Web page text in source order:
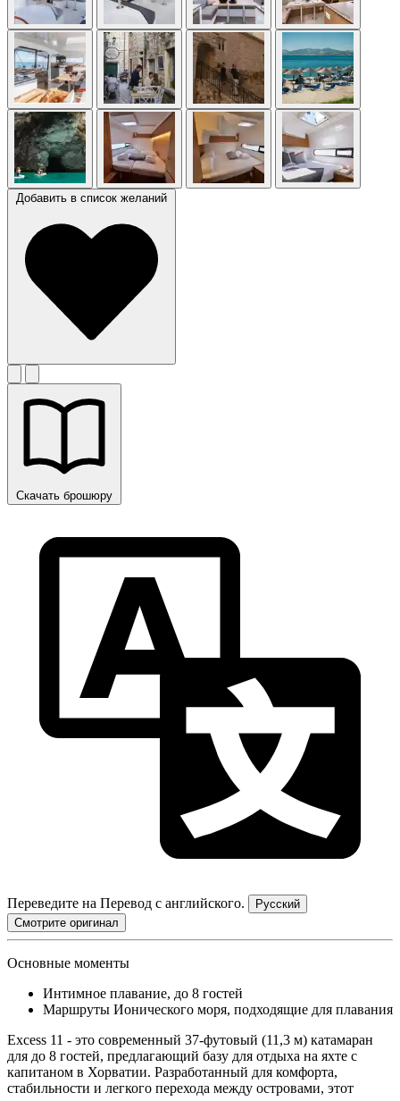
Добавить в список желаний
Скачать брошюру
Переведите на Перевод с английского.
Русский
Смотрите оригинал
Основные моменты
Интимное плавание, до 8 гостей
Маршруты Ионического моря, подходящие для плавания
Excess 11 - это современный 37-футовый (11,3 м) катамаран
для до 8 гостей, предлагающий базу для отдыха на яхте с
капитаном в Хорватии. Разработанный для комфорта,
стабильности и легкого перехода между островами, этот